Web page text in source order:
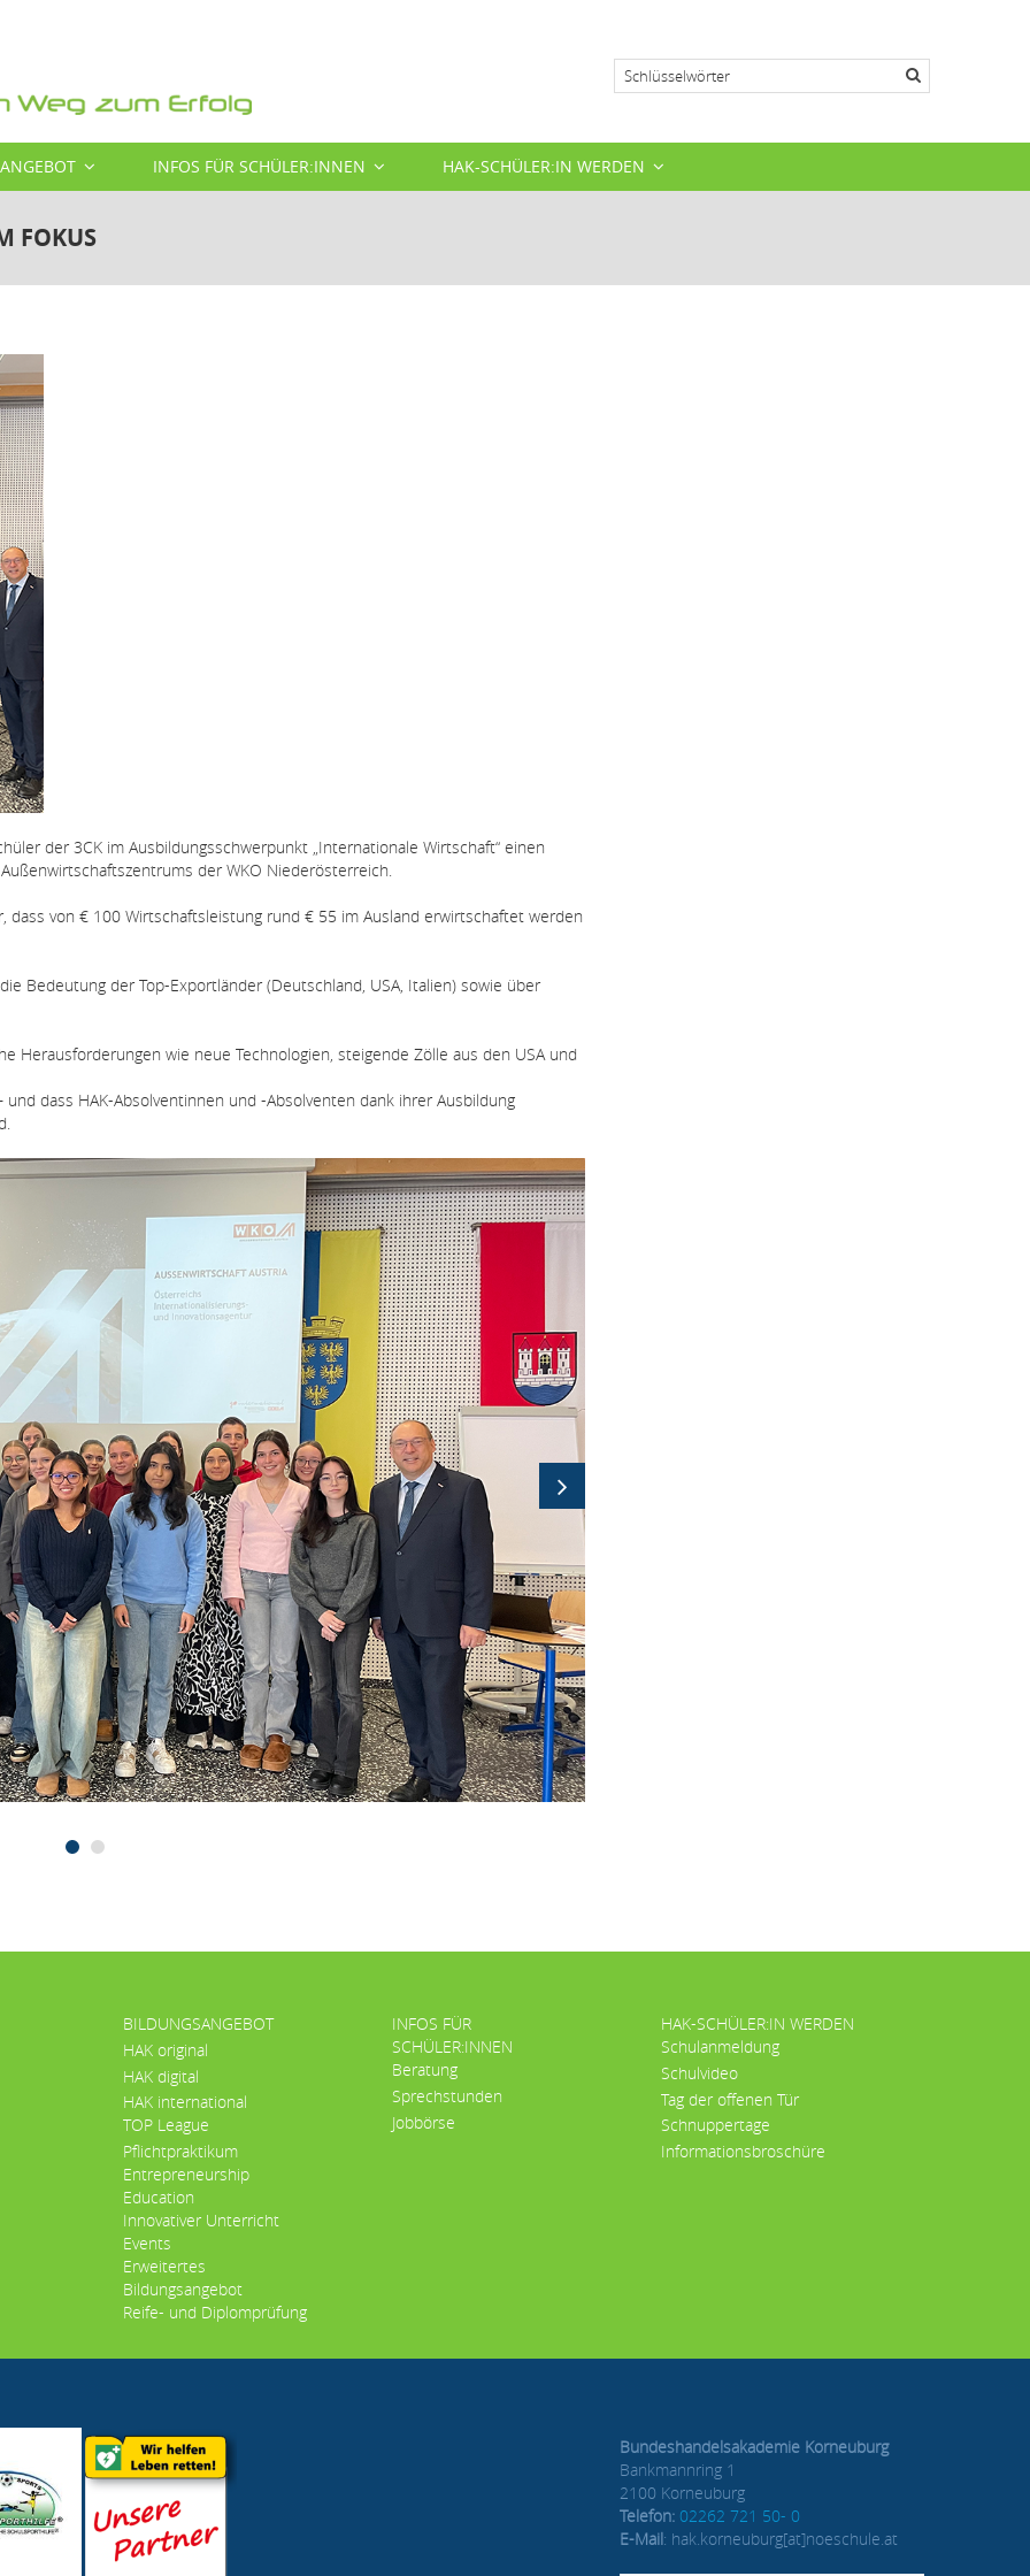
Suche
INFOS FÜR SCHÜLER:INNEN HAK-SCHÜLER:IN WERDEN
FOKUS
der 3CK im Ausbildungsschwerpunkt „Internationale Wirtschaft“ einen
der WKO Niederösterreich.
dass von € 100 Wirtschaftsleistung rund € 55 im Ausland erwirtschaftet werden
Bedeutung der Top-Exportländer (Deutschland, USA, Italien) sowie über
Herausforderungen wie neue Technologien, steigende Zölle aus den USA und
dass HAK-Absolventinnen und -Absolventen dank ihrer Ausbildung
BILDUNGSANGEBOT
HAK original
HAK digital
HAK international
TOP League
Pflichtpraktikum
Entrepreneurship
Education
Innovativer Unterricht
Events
Erweitertes
Bildungsangebot
Reife- und Diplomprüfung
INFOS FÜR
SCHÜLER:INNEN
Beratung
Sprechstunden
Jobbörse
HAK-SCHÜLER:IN WERDEN
Schulanmeldung
Schulvideo
Tag der offenen Tür
Schnuppertage
Informationsbroschüre
Bundeshandelsakademie Korneuburg
Bankmannring 1
2100 Korneuburg
Telefon: 02262 721 50- 0
E-Mail: hak.korneuburg[at]noeschule.at